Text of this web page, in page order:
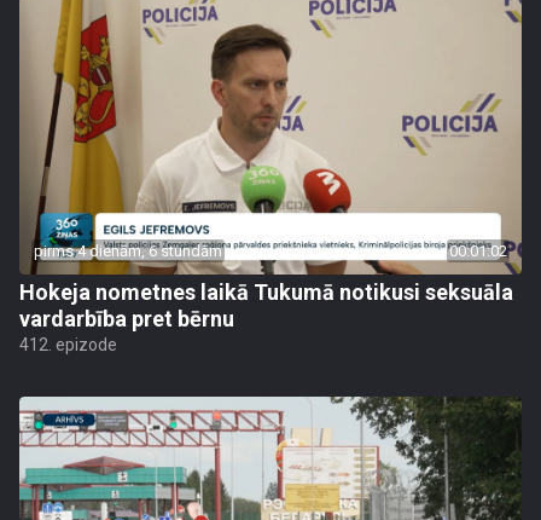
pirms 4 dienām, 6 stundām 00:01:02
Hokeja nometnes laikā Tukumā notikusi seksuāla
vardarbība pret bērnu
412. epizode